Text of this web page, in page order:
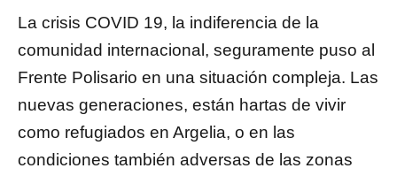
La crisis COVID 19, la indiferencia de la
comunidad internacional, seguramente puso al
Frente Polisario en una situación compleja. Las
nuevas generaciones, están hartas de vivir
como refugiados en Argelia, o en las
condiciones también adversas de las zonas